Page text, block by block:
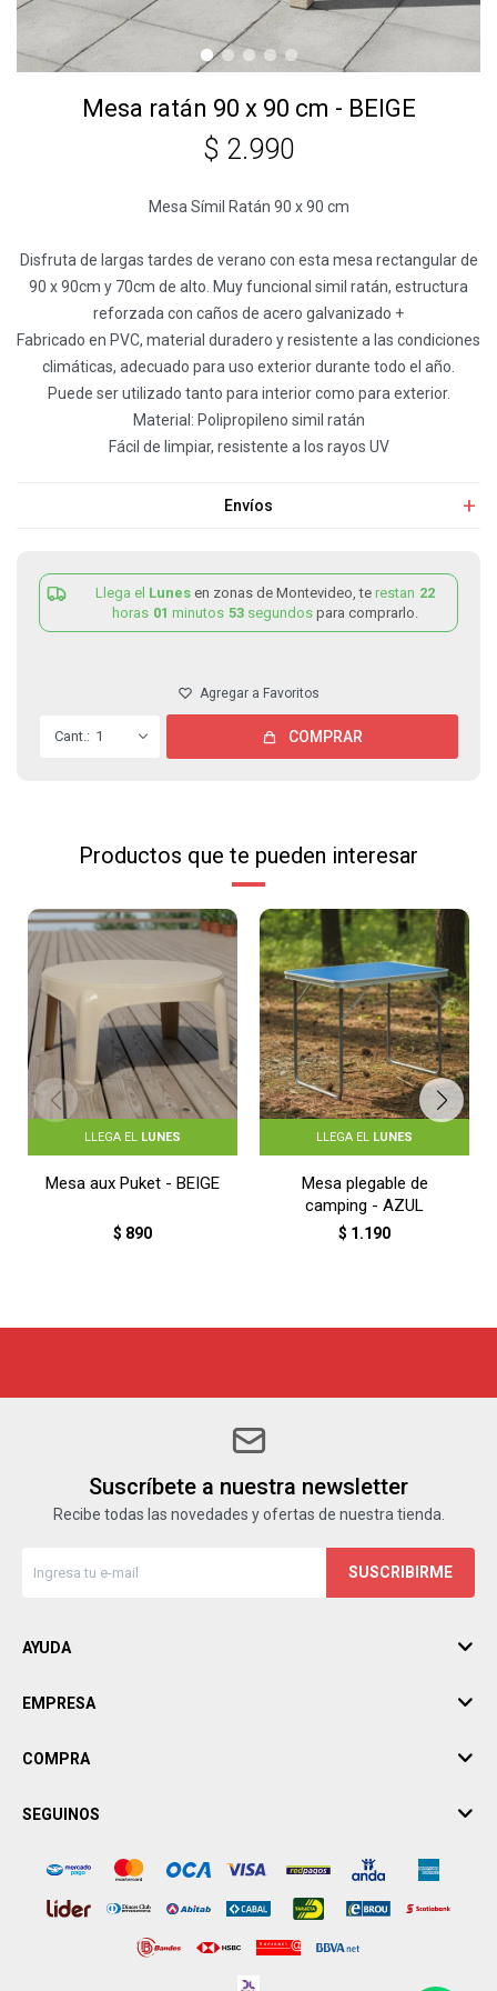
Mesa ratán 90 x 90 cm - BEIGE
$ 2.990
Mesa Símil Ratán 90 x 90 cm
Disfruta de largas tardes de verano con esta mesa rectangular de
90 x 90cm y 70cm de alto. Muy funcional simil ratán, estructura
reforzada con caños de acero galvanizado +
Fabricado en PVC, material duradero y resistente a las condiciones
climáticas, adecuado para uso exterior durante todo el año.
Puede ser utilizado tanto para interior como para exterior.
Material: Polipropileno simil ratán
Fácil de limpiar, resistente a los rayos UV
Envíos
Llega el Lunes en zonas de Montevideo, te restan 22
horas 01 minutos 53 segundos para comprarlo.
1 COMPRAR
Productos que te pueden interesar
LLEGA EL LUNES
Mesa aux Puket - BEIGE
$ 890
LLEGA EL LUNES
Mesa plegable de
camping - AZUL
$ 1.190
Suscríbete a nuestra newsletter
Recibe todas las novedades y ofertas de nuestra tienda.
SUSCRIBIRME
AYUDA
EMPRESA
COMPRA
SEGUINOS